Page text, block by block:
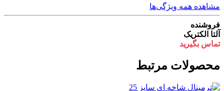
مشاهده همه ویژگی‌ها
فروشنده
آلتا الکتریک
تماس بگیرید
محصولات مرتبط